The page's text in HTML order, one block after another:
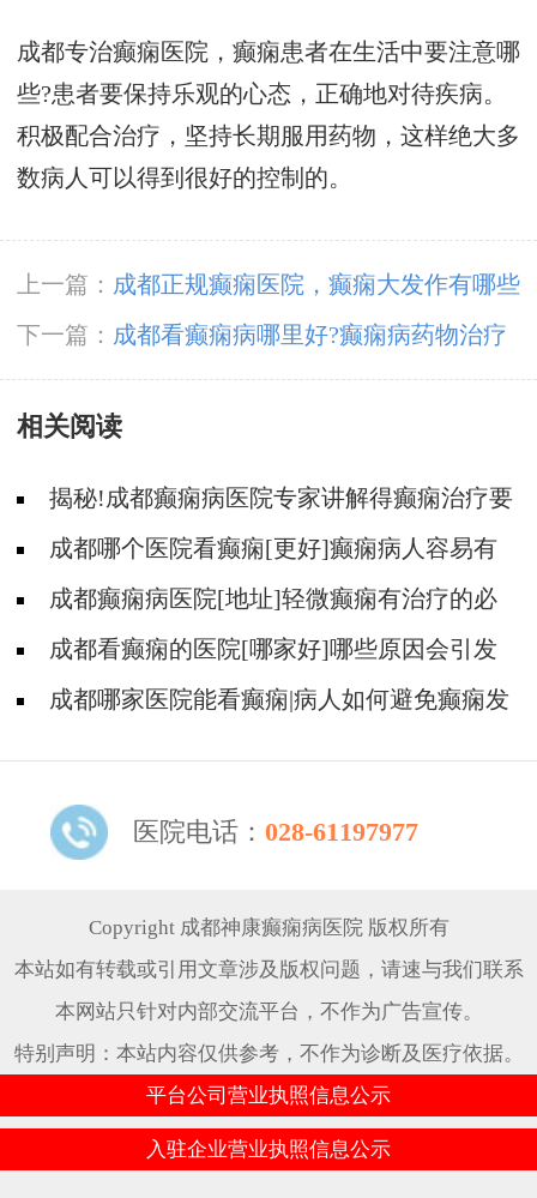
成都专治癫痫医院，癫痫患者在生活中要注意哪
些?患者要保持乐观的心态，正确地对待疾病。
积极配合治疗，坚持长期服用药物，这样绝大多
数病人可以得到很好的控制的。
上一篇： 成都正规癫痫医院，癫痫大发作有哪些
表现?
下一篇： 成都看癫痫病哪里好?癫痫病药物治疗
期间常见的不良反应?
相关阅读
揭秘!成都癫痫病医院专家讲解得癫痫治疗要
多少钱?
成都哪个医院看癫痫[更好]癫痫病人容易有
什么心理?
成都癫痫病医院[地址]轻微癫痫有治疗的必
要吗?成都看癫痫的医院[哪家好]哪些原因会引发
癫痫呢?
成都哪家医院能看癫痫|病人如何避免癫痫发
医院电话： 028-61197977
Copyright 成都神康癫痫病医院 版权所有
本站如有转载或引用文章涉及版权问题，请速与我们联系
本网站只针对内部交流平台，不作为广告宣传。
特别声明：本站内容仅供参考，不作为诊断及医疗依据。
平台公司营业执照信息公示
入驻企业营业执照信息公示